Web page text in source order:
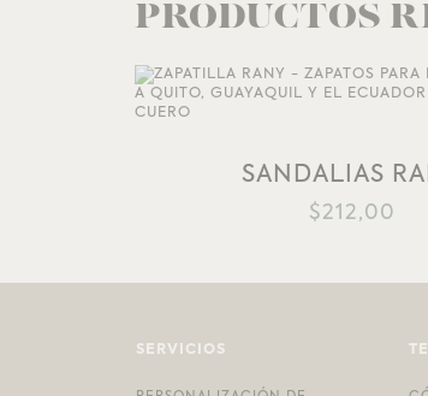
PRODUCTOS
SANDALIAS
$212,00
SERVICIOS